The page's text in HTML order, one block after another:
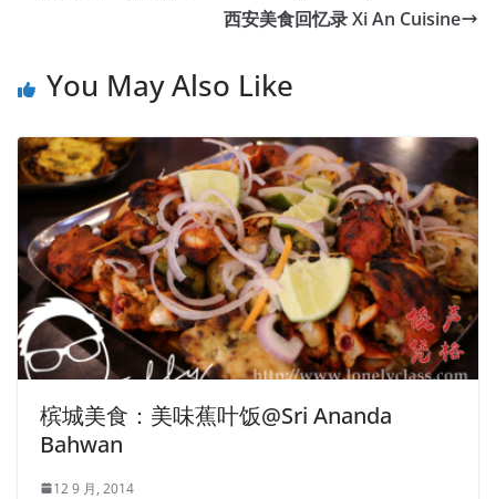
西安美食回忆录 Xi An Cuisine
You May Also Like
槟城美食：美味蕉叶饭@Sri Ananda
Bahwan
12 9 月, 2014